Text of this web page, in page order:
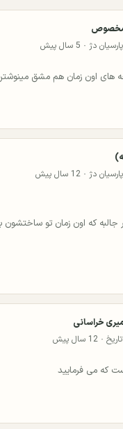
مخصوص
دژ · 5 سال پیش
های اون زمان هم مشق
دژ · 12 سال پیش
جالبه که اون زمان تو ساختشون
خراسانی
سال پیش
که می فرمایید